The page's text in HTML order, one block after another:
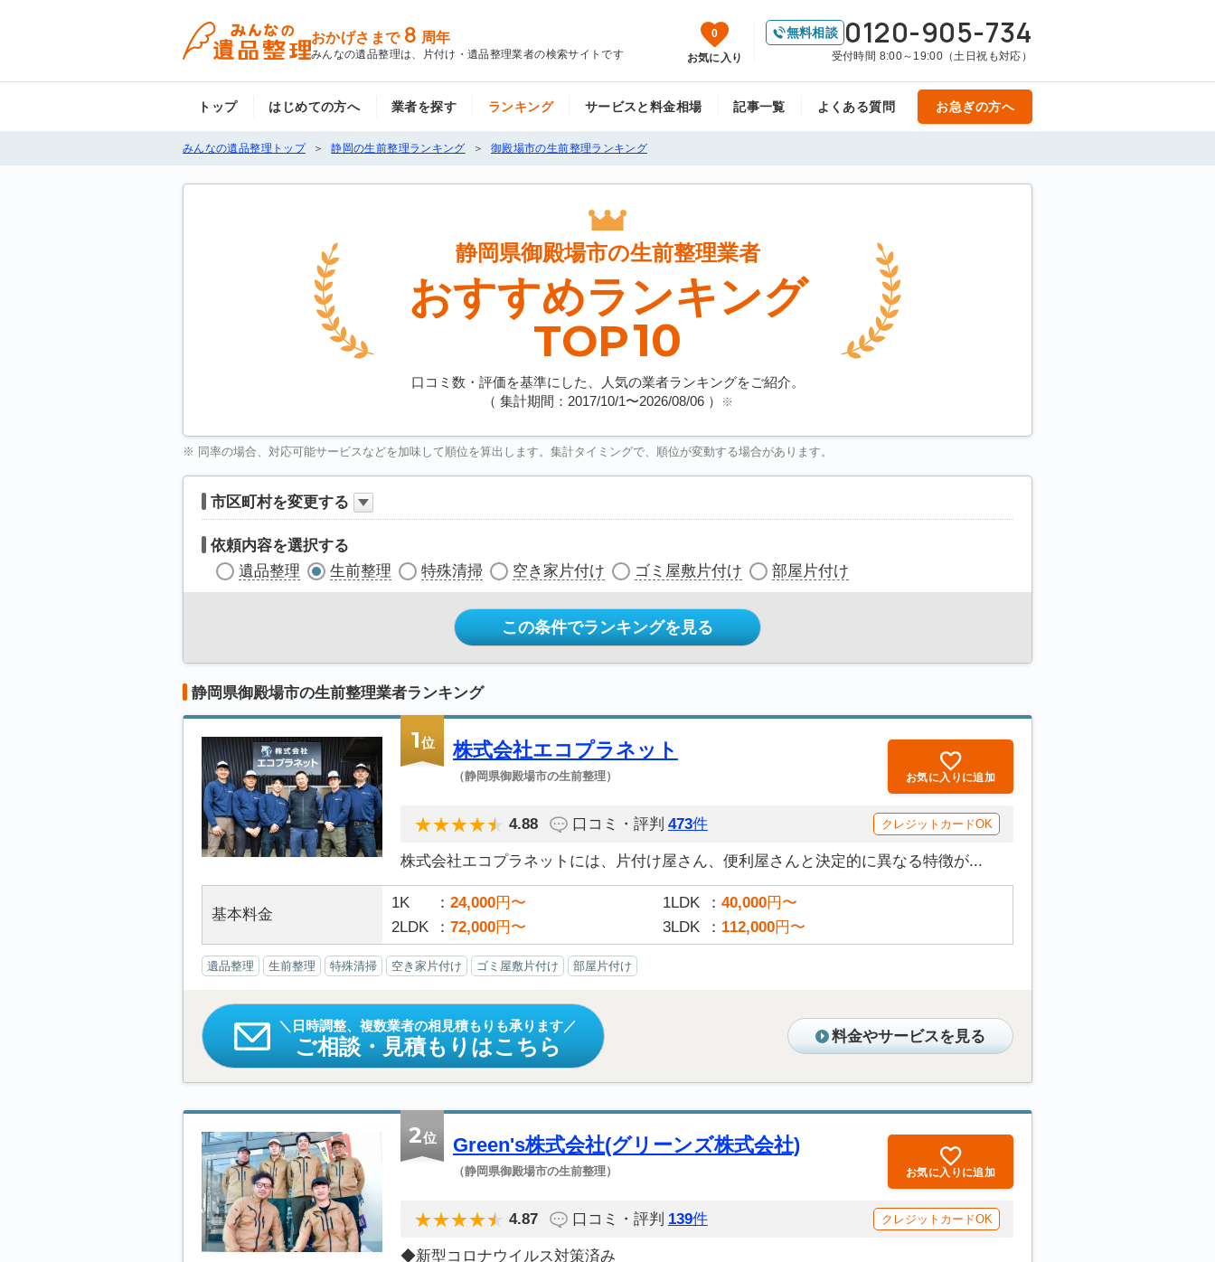
おかげさまで 8 周年
みんなの遺品整理は、片付け・遺品整理業者の検索サイトです
0
お気に入り
無料相談 0120-905-734
受付時間 8:00～19:00（土日祝も対応）
トップ はじめての方へ 業者を探す ランキング サービスと料金相場 記事一覧 よくある質問 お急ぎの方へ
みんなの遺品整理トップ 静岡の生前整理ランキング 御殿場市の生前整理ランキング
静岡県御殿場市の生前整理業者
おすすめランキング
TOP10
口コミ数・評価を基準にした、人気の業者ランキングをご紹介。
（ 集計期間：2017/10/1〜2026/08/06） ※
※ 同率の場合、対応可能サービスなどを加味して順位を算出します。集計タイミングで、順位が変動する場合があります。
市区町村を変更する
依頼内容を選択する
遺品整理
生前整理 特殊清掃 空き家片付け ゴミ屋敷片付け 部屋片付け
この条件でランキングを見る
静岡県御殿場市の生前整理業者ランキング
1位 株式会社エコプラネット
（静岡県御殿場市の生前整理） お気に入りに追加
4.88 口コミ・評判 473件 クレジットカードOK
株式会社エコプラネットには、片付け屋さん、便利屋さんと決定的に異なる特徴が...
基本料金
1K 24,000円〜 1LDK 40,000円〜
2LDK
72,000円〜 3LDK 112,000円〜
遺品整理 生前整理 特殊清掃 空き家片付け ゴミ屋敷片付け 部屋片付け
日時調整、複数業者の相見積もりも承ります
ご相談・見積もりはこちら 料金やサービスを見る
2位 Green's株式会社(グリーンズ株式会社)
（静岡県御殿場市の生前整理） お気に入りに追加
4.87 口コミ・評判 139件 クレジットカードOK
◆新型コロナウイルス対策済み